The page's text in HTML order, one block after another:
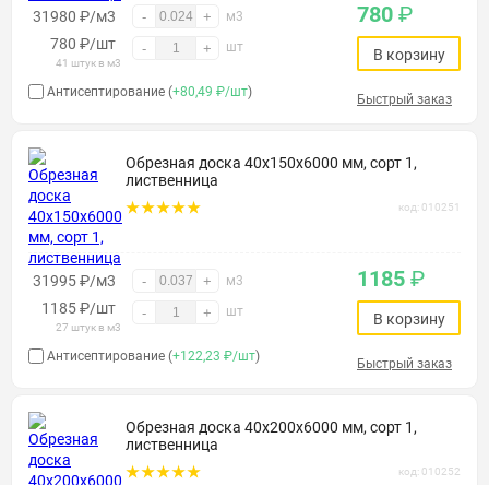
31980 ₽/м3 - + м3
780 ₽/шт
41 штук в м3
- + шт
780 ₽
Антисептирование (+80,49 ₽/шт)
В корзину
Быстрый заказ
Обрезная доска 40х150х6000 мм, сорт 1,
лиственница
код: 010251
31995 ₽/м3 - + м3
1185₽/шт
27 штук в м3
- + шт
1185 ₽
Антисептирование (+122,23 ₽/шт)
В корзину
Быстрый заказ
Обрезная доска 40х200х6000 мм, сорт 1,
лиственница
код: 010252